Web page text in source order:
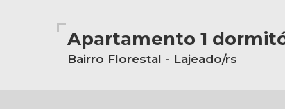
Apartamento 1
Bairro Florestal - Lajeado/rs